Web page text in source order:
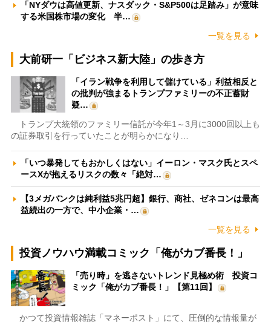
「NYダウは高値更新、ナスダック・S&P500は足踏み」が意味
する米国株市場の変化 半…
一覧を見る
大前研一「ビジネス新大陸」の歩き方
「イラン戦争を利用して儲けている」利益相反と
の批判が強まるトランプファミリーの不正蓄財
疑…
トランプ大統領のファミリー信託が今年1～3月に3000回以上も
の証券取引を行っていたことが明らかになり…
「いつ暴発してもおかしくはない」イーロン・マスク氏とスペ
ースXが抱えるリスクの数々「絶対…
【3メガバンクは純利益5兆円超】銀行、商社、ゼネコンは最高
益続出の一方で、中小企業・…
一覧を見る
投資ノウハウ満載コミック「俺がカブ番長！」
「売り時」を逃さないトレンド見極め術 投資コ
ミック「俺がカブ番長！」【第11回】
かつて投資情報雑誌「マネーポスト」にて、圧倒的な情報量が